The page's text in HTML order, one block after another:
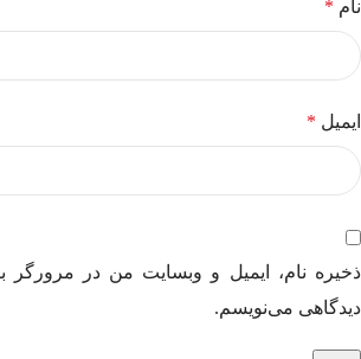
نام *
ایمیل *
ذخیره نام، ایمیل و وبسایت من در مرورگر
دیدگاهی می‌نویسم.